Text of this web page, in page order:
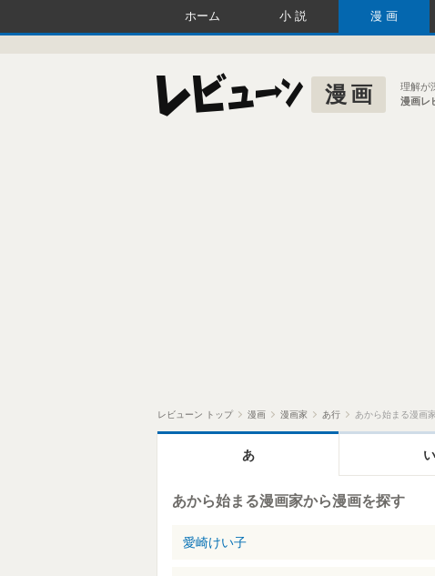
ホーム 小説 漫画
漫画
理解が
漫画レ
レビューン トップ 漫画 漫画家 あ行 あから始まる漫画
あ い
あから始まる漫画家から漫画を探す
愛崎けい子